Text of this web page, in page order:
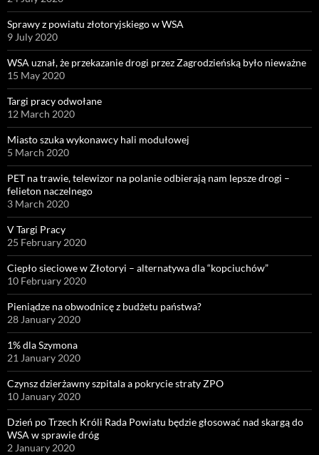
Sprawy z powiatu złotoryjskiego w WSA
9 July 2020
WSA uznał, że przekazanie drogi przez Zagrodzieńską było nieważne
15 May 2020
Targi pracy odwołane
12 March 2020
Miasto szuka wykonawcy hali modułowej
5 March 2020
PET na trawie, telewizor na polanie odbierają nam lepsze drogi –
felieton naczelnego
3 March 2020
V Targi Pracy
25 February 2020
Ciepło sieciowe w Złotoryi – alternatywa dla “kopciuchów”
10 February 2020
Pieniądze na obwodnicę z budżetu państwa?
28 January 2020
1% dla Szymona
21 January 2020
Czynsz dzierżawny szpitala a pokrycie straty ZPO
10 January 2020
Dzień po Trzech Króli Rada Powiatu będzie głosować nad skargą do
WSA w sprawie dróg
2 January 2020